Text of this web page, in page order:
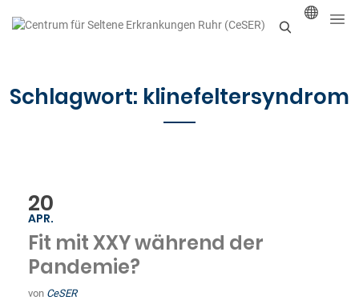
c
Schlagwort: klinefeltersyndrom
20
APR.
Fit mit XXY während der
Pandemie?
von CeSER